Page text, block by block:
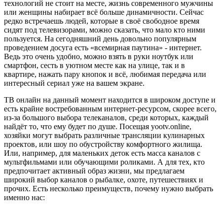
технологий не стоит на месте, жизнь современного мужчины
или женщины набирает всё больше динамичности. Сейчас
редко встречаешь людей, которые в своё свободное время
сидят под телевизорами, можно сказать, что мало кто ними
пользуется. На сегодняшний день довольно популярным
проведением досуга есть «всемирная паутина» - интернет.
Ведь это очень удобно, можно взять в руки ноутбук или
смартфон, сесть в уютном месте как на улице, так и в
квартире, нажать пару кнопок и всё, любимая передача или
интересный сериал уже на вашем экране.
ТВ онлайн на данный момент находится в широком доступе и
есть крайне востребованным интернет-ресурсом, скорее всего,
из-за большого выбора телеканалов, среди которых, каждый
найдёт то, что ему будет по душе. Посещая yootv.online,
хозяйки могут выбрать различные трансляции кулинарных
проектов, или шоу по обустройству комфортного жилища.
Или, например, для маленьких деток есть масса каналов с
мультфильмами или обучающими роликами. А для тех, кто
предпочитает активный образ жизни, мы предлагаем
широкий выбор каналов о рыбалке, охоте, путешествиях и
прочих. Есть несколько преимуществ, почему нужно выбрать
именно нас: